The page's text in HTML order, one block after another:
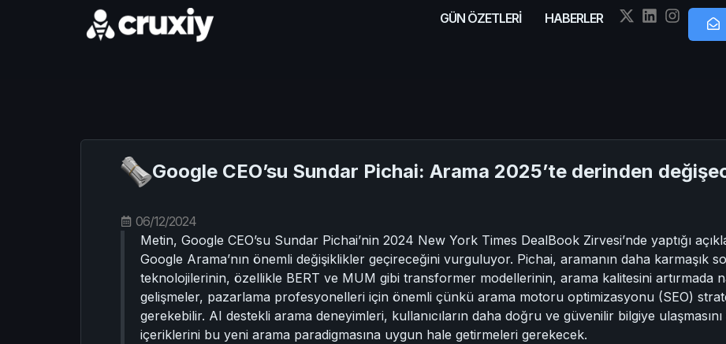
GÜN ÖZETLERİ HABERLER
Google CEO’su Sundar Pichai: Arama 2025’te derinden
06/12/2024
Metin, Google CEO’su Sundar Pichai’nin 2024 New York Times DealBook Zirvesi’nde yaptığı
Google Arama’nın önemli değişiklikler geçireceğini vurguluyor. Pichai, aramanın daha karmaşık
teknolojilerinin, özellikle BERT ve MUM gibi transformer modellerinin, arama kalitesini artırmada
gelişmeler, pazarlama profesyonelleri için önemli çünkü arama motoru optimizasyonu (SEO)
gerekebilir. AI destekli arama deneyimleri, kullanıcıların daha doğru ve güvenilir bilgiye
içeriklerini bu yeni arama paradigmasına uygun hale getirmeleri gerekecek.